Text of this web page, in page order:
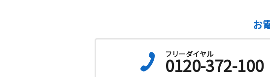
お
フリーダイヤル
0120-372-100